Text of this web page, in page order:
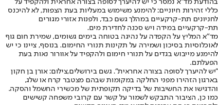
בהודעת מד"א נמסר כי יש להיערך לסופה בצורה אחראית ולהקפיד על
כללי זהירות חיוניים: להימנע משימוש במעליות בעת הצפות, לא להיכנס
לחניונים תת-קרקעיים במהלך גשם כבד, ולפנות אזורי מגורים
תת-קרקעיים במידה ויש סכנה לחדירת מים.
מד"א המליץ על הקפדה על נהיגה בטוחה בימים גשומים, שמירת חום גוף
לאוכלוסיות בסיכון ושמירה על תקינות תנורי החימום. בנוסף, ציינו כי יש
להימנע מייבוש בגדים על תנורי חימום ולהקפיד על אוורור נאות בעת
הפעלתם.
"יש להיערך לסופה בצורה אחראית". גשם בירושלים,צילום: אורן בן חקון
בארגון הזהירו מפני החלקה במקומות שבהם מצטבר קרח או שלג,
והדגישו את החשיבות של בדיקה תקופתית של מכשירי החשמל והסקה.
כמו כן, הציבור התבקש לשמור על קשר עם קרובי משפחה קשישים